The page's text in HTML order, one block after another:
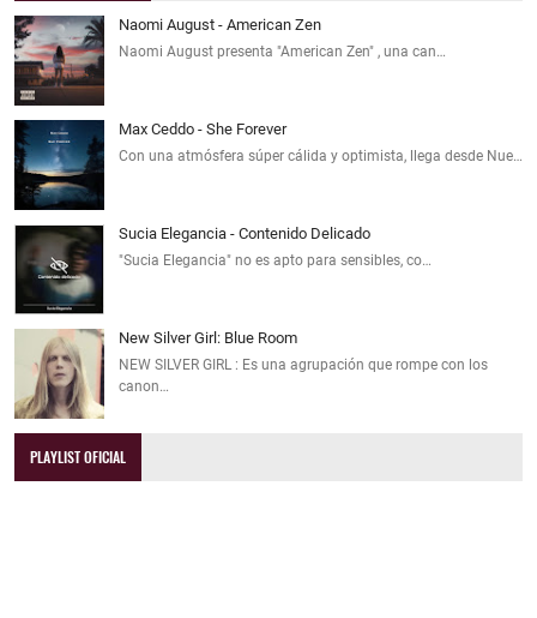
Naomi August - American Zen
Naomi August presenta "American Zen" , una can…
Max Ceddo - She Forever
Con una atmósfera súper cálida y optimista, llega desde Nue…
Sucia Elegancia - Contenido Delicado
"Sucia Elegancia" no es apto para sensibles, co…
New Silver Girl: Blue Room
NEW SILVER GIRL : Es una agrupación que rompe con los
canon…
PLAYLIST OFICIAL